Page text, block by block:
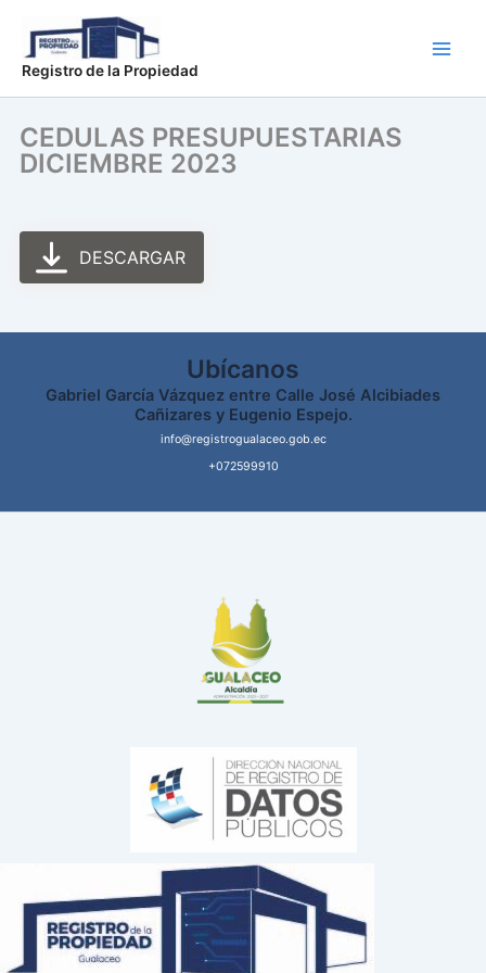
contenido
Registro de la Propiedad
CEDULAS PRESUPUESTARIAS
DICIEMBRE 2023
DESCARGAR
Ubícanos
Gabriel García Vázquez entre Calle José Alcibiades
Cañizares y Eugenio Espejo.
info@registrogualaceo.gob.ec
+072599910